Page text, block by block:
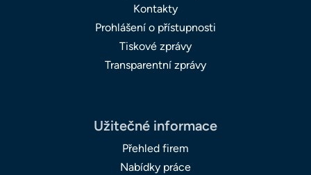
Kontakty
Prohlášení o přístupnosti
Tiskové zprávy
Transparentní zprávy
Užitečné informace
Přehled firem
Nabídky práce